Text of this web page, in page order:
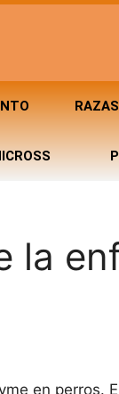
RAZAS
la
en perros.